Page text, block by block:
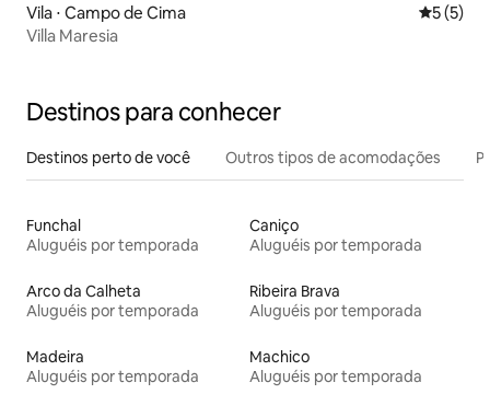
Vila ⋅ Campo de Cima 5 de
5 (5)
Villa Maresia
Destinos para conhecer
Destinos perto de você Outros tipos de acomodações
Funchal
Aluguéis por temporada
Caniço
Aluguéis por temporada
Arco da Calheta
Aluguéis por temporada
Ribeira Brava
Aluguéis por temporada
Madeira
Aluguéis por temporada
Machico
Aluguéis por temporada